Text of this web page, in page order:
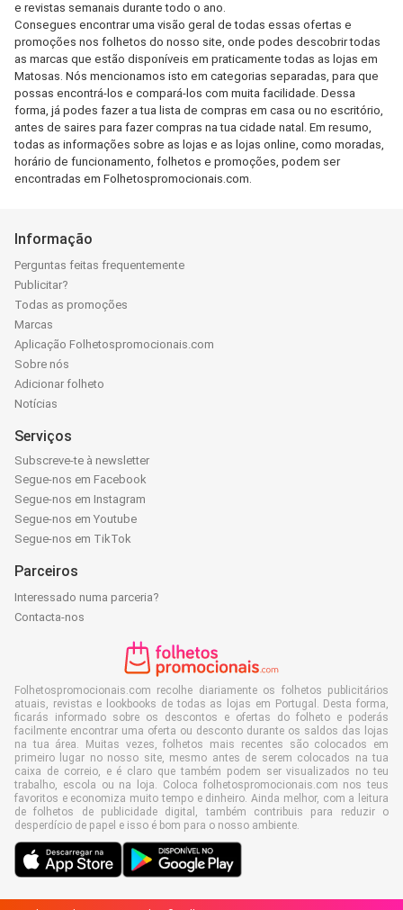
e revistas semanais durante todo o ano.
Consegues encontrar uma visão geral de todas essas ofertas e
promoções nos folhetos do nosso site, onde podes descobrir todas
as marcas que estão disponíveis em praticamente todas as lojas em
Matosas. Nós mencionamos isto em categorias separadas, para que
possas encontrá-los e compará-los com muita facilidade. Dessa
forma, já podes fazer a tua lista de compras em casa ou no escritório,
antes de saires para fazer compras na tua cidade natal. Em resumo,
todas as informações sobre as lojas e as lojas online, como moradas,
horário de funcionamento, folhetos e promoções, podem ser
encontradas em Folhetospromocionais.com.
Informação
Perguntas feitas frequentemente
Publicitar?
Todas as promoções
Marcas
Aplicação Folhetospromocionais.com
Sobre nós
Adicionar folheto
Notícias
Serviços
Subscreve-te à newsletter
Segue-nos em Facebook
Segue-nos em Instagram
Segue-nos em Youtube
Segue-nos em TikTok
Parceiros
Interessado numa parceria?
Contacta-nos
Folhetospromocionais.com recolhe diariamente os folhetos publicitários
atuais, revistas e lookbooks de todas as lojas em Portugal. Desta forma,
ficarás informado sobre os descontos e ofertas do folheto e poderás
facilmente encontrar uma oferta ou desconto durante os saldos das lojas
na tua área. Muitas vezes, folhetos mais recentes são colocados em
primeiro lugar no nosso site, mesmo antes de serem colocados na tua
caixa de correio, e é claro que também podem ser visualizados no teu
trabalho, escola ou na loja. Coloca folhetospromocionais.com nos teus
favoritos e economiza muito tempo e dinheiro. Ainda melhor, com a leitura
de folhetos de publicidade digital, também contribuis para reduzir o
desperdício de papel e isso é bom para o nosso ambiente.